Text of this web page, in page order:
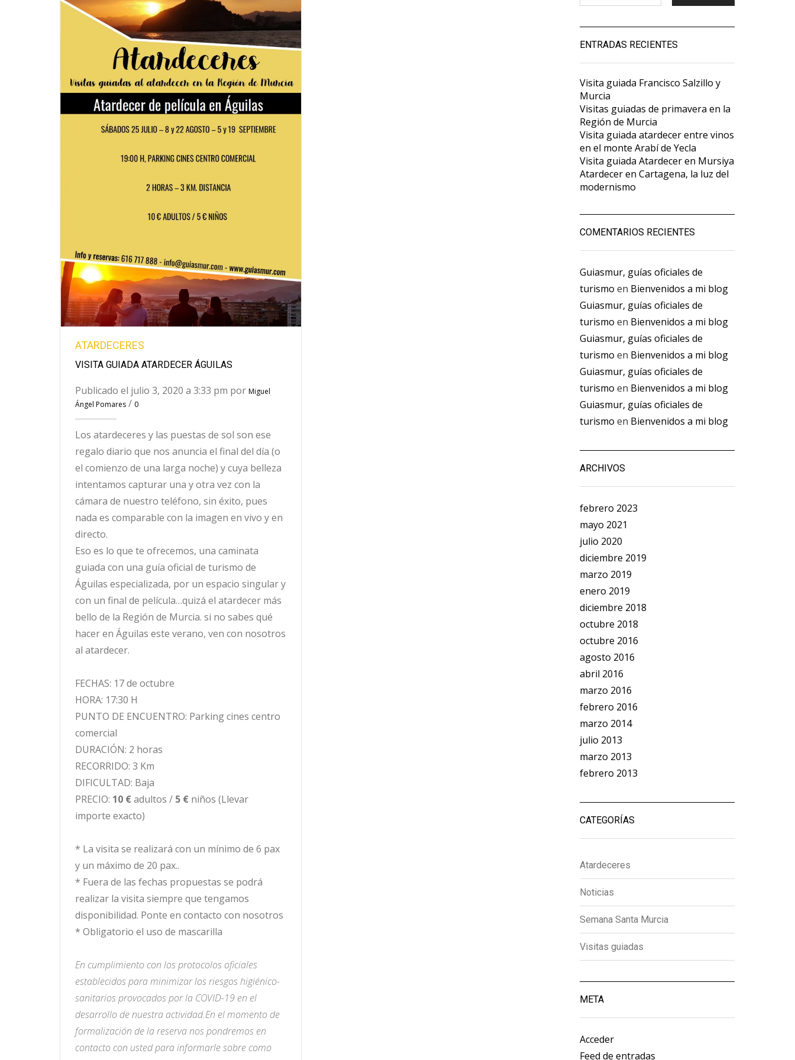
ATARDECERES
VISITA GUIADA ATARDECER ÁGUILAS
Publicado el julio 3, 2020 a 3:33 pm por Miguel
Ángel Pomares / 0
Los atardeceres y las puestas de sol son ese
regalo diario que nos anuncia el final del día (o
el comienzo de una larga noche) y cuya belleza
intentamos capturar una y otra vez con la
cámara de nuestro teléfono, sin éxito, pues
nada es comparable con la imagen en vivo y en
directo.
Eso es lo que te ofrecemos, una caminata
guiada con una guía oficial de turismo de
Águilas especializada, por un espacio singular y
con un final de película…quizá el atardecer más
bello de la Región de Murcia. si no sabes qué
hacer en Águilas este verano, ven con nosotros
al atardecer.
FECHAS: 17 de octubre
HORA: 17:30 H
PUNTO DE ENCUENTRO: Parking cines centro
comercial
DURACIÓN: 2 horas
RECORRIDO: 3 Km
DIFICULTAD: Baja
PRECIO: 10 €adultos / 5 € niños (Llevar
importe exacto)
* La visita se realizará con un mínimo de 6 pax
y un máximo de 20 pax..
* Fuera de las fechas propuestas se podrá
realizar la visita siempre que tengamos
disponibilidad. Ponte en contacto con nosotros
* Obligatorio el uso de mascarilla
En cumplimiento con los protocolos oficiales
establecidos para minimizar los riesgos higiénico-
sanitarios provocados por la COVID-19 en el
desarrollo de nuestra actividad.En el momento de
formalización de la reserva nos pondremos en
contacto con usted para informarle sobre como
ENTRADAS RECIENTES
Visita guiada Francisco Salzillo y
Murcia
Visitas guiadas de primavera en la
Región de Murcia
Visita guiada atardecer entre vinos
en el monte Arabí de Yecla
Visita guiada Atardecer en Mursiya
Atardecer en Cartagena, la luz del
modernismo
COMENTARIOS RECIENTES
Guiasmur, guías oficiales de
turismo en Bienvenidos a mi blog
Guiasmur, guías oficiales de
turismo en Bienvenidos a mi blog
Guiasmur, guías oficiales de
turismo en Bienvenidos a mi blog
Guiasmur, guías oficiales de
turismo en Bienvenidos a mi blog
Guiasmur, guías oficiales de
turismo en Bienvenidos a mi blog
ARCHIVOS
febrero 2023
mayo 2021
julio 2020
diciembre 2019
marzo 2019
enero 2019
diciembre 2018
octubre 2018
octubre 2016
agosto 2016
abril 2016
marzo 2016
febrero 2016
marzo 2014
julio 2013
marzo 2013
febrero 2013
CATEGORÍAS
Atardeceres
Noticias
Semana Santa Murcia
Visitas guiadas
META
Acceder
Feed de entradas